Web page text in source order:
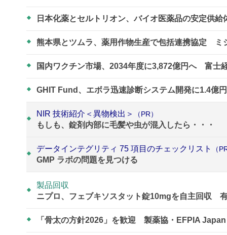
日本化薬とセルトリオン、バイオ医薬品の安定供
熊本県とツムラ、薬用作物生産で包括連携協定 ミ
国内ワクチン市場、2034年度に3,872億円へ 富士
GHIT Fund、エボラ迅速診断システム開発に1.4
NIR 技術紹介＜異物検出＞ （PR）
もしも、錠剤内部に毛髪や虫が混入したら・・・
データインテグリティ 75 項目のチェックリスト （
GMP ラボの問題を見つける
製品回収
ニプロ、フェブキソスタット錠10mgを自主回収
「骨太の方針2026」を歓迎 製薬協・EFPIA